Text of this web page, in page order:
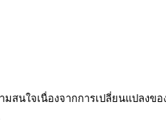
สนใจเนื่องจากการเปลี่ยนแปลงขอ